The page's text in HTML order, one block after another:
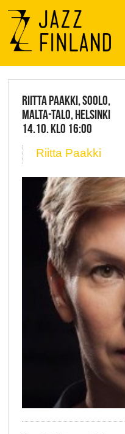
Menu
JAZZ FINLAND LIVE
RIITTA PAAKKI, SOOLO,
MALTA-TALO, HELSINKI
14.10. KLO 16:00
Riitta Paakki